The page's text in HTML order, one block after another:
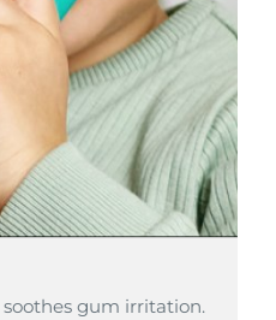
gum irritation.
gum irritation.
gum irritation.